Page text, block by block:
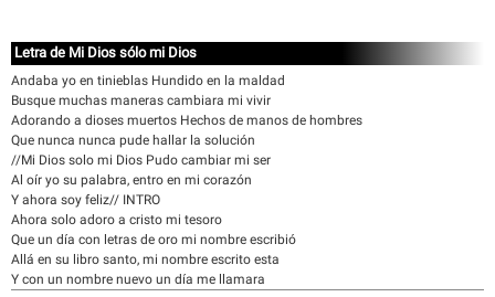
Letra de Mi Dios sólo mi Dios
Andaba yo en tinieblas Hundido en la maldad
Busque muchas maneras cambiara mi vivir
Adorando a dioses muertos Hechos de manos de hombres
Que nunca nunca pude hallar la solución
//Mi Dios solo mi Dios Pudo cambiar mi ser
Al oír yo su palabra, entro en mi corazón
Y ahora soy feliz// INTRO
Ahora solo adoro a cristo mi tesoro
Que un día con letras de oro mi nombre escribió
Allá en su libro santo, mi nombre escrito esta
Y con un nombre nuevo un día me llamara